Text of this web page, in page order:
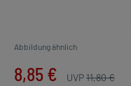
Abbildung ähnlich
8,85 € UVP11,80 €